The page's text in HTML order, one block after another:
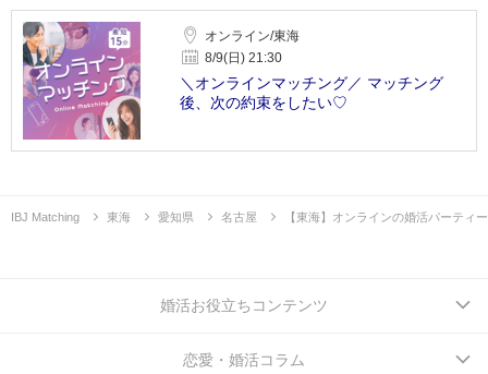
オンライン/東海
8/9(日) 21:30
＼オンラインマッチング／ マッチング
後、次の約束をしたい♡
IBJ Matching 東海 愛知県 名古屋 【東海】オンラインの婚活パーティー
婚活お役立ちコンテンツ
恋愛・婚活コラム